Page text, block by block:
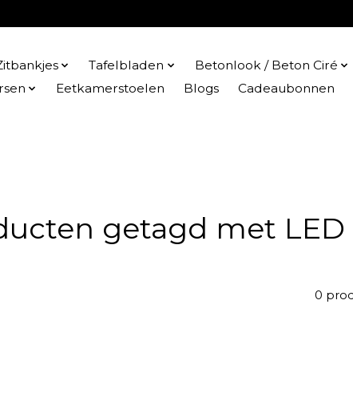
Tafelbladen Betonlook / Beton Ciré
Eetkamerstoelen Blogs Cadeaubonnen
getagd met LED
0